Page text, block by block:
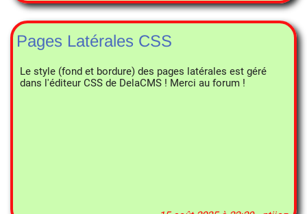
Pages Latérales CSS
Le style (fond et bordure) des pages latérales est géré
dans l'éditeur CSS de DelaCMS ! Merci au forum !